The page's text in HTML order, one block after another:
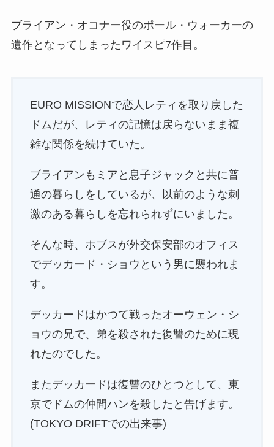
ブライアン・オコナー役のポール・ウォーカーの
遺作となってしまったワイスピ7作目。
EURO MISSIONで恋人レティを取り戻した
ドムだが、レティの記憶は戻らないまま複
雑な関係を続けていた。
ブライアンもミアと息子ジャックと共に普
通の暮らしをしているが、以前のような刺
激のある暮らしを忘れられずにいました。
そんな時、ホブスが外交保安部のオフィス
でデッカード・ショウという男に襲われま
す。
デッカードはかつて戦ったオーウェン・シ
ョウの兄で、弟を殺された復讐のために現
れたのでした。
またデッカードは復讐のひとつとして、東
京でドムの仲間ハンを殺したと告げます。
(TOKYO DRIFTでの出来事)